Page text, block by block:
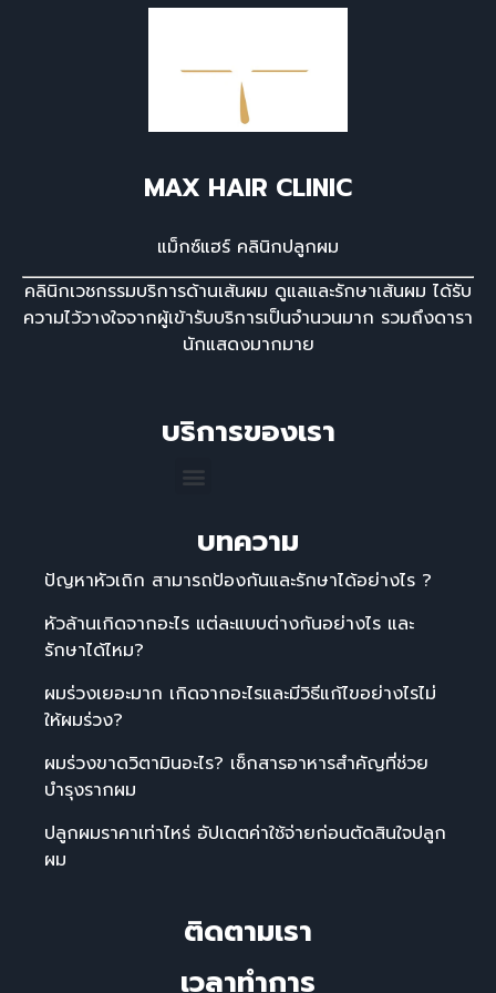
MAX HAIR CLINIC
แม็กซ์แฮร์ คลินิกปลูกผม
คลินิกเวชกรรมบริการด้านเส้นผม ดูแลและรักษาเส้นผม ได้รับ
ความไว้วางใจจากผู้เข้ารับบริการเป็นจํานวนมาก รวมถึงดารา
นักแสดงมากมาย
บริการของเรา
บทความ
ปัญหาหัวเถิก สามารถป้องกันและรักษาได้อย่างไร ?
หัวล้านเกิดจากอะไร แต่ละแบบต่างกันอย่างไร และ
รักษาได้ไหม?
ผมร่วงเยอะมาก เกิดจากอะไรและมีวิธีแก้ไขอย่างไรไม่
ให้ผมร่วง?
ผมร่วงขาดวิตามินอะไร? เช็กสารอาหารสำคัญที่ช่วย
บำรุงรากผม
ปลูกผมราคาเท่าไหร่ อัปเดตค่าใช้จ่ายก่อนตัดสินใจปลูก
ผม
ติดตามเรา
เวลาทําการ